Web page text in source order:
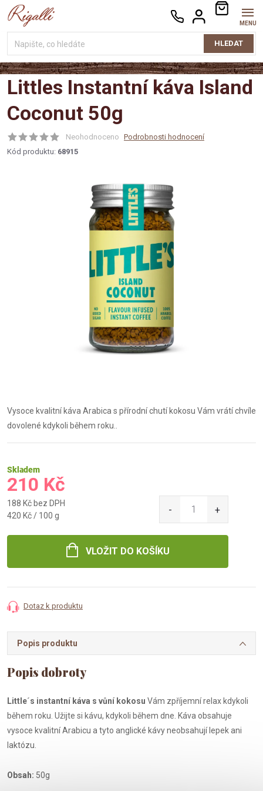
Přejít
na
HLEDAT
NÁKUPNÍ
KOŠÍK
Littles Instantní káva Island
Coconut 50g
Neohodnoceno Podrobnosti hodnocení
Kód produktu: 68915
Vysoce kvalitní káva Arabica s přírodní chutí kokosu Vám vrátí chvíle
dovolené kdykoli během roku..
Skladem
210 Kč
188 Kč bez DPH
Měrná
420 Kč / 100 g
VLOŽIT DO KOŠÍKU
Dotaz k produktu
Popis produktu
Little´s instantní káva s vůní kokosu Vám zpříjemní relax kdykoli
během roku. Užijte si kávu, kdykoli během dne. Káva obsahuje
vysoce kvalitní Arabicu a tyto anglické kávy neobsahují lepek ani
laktózu.
Obsah: 50g